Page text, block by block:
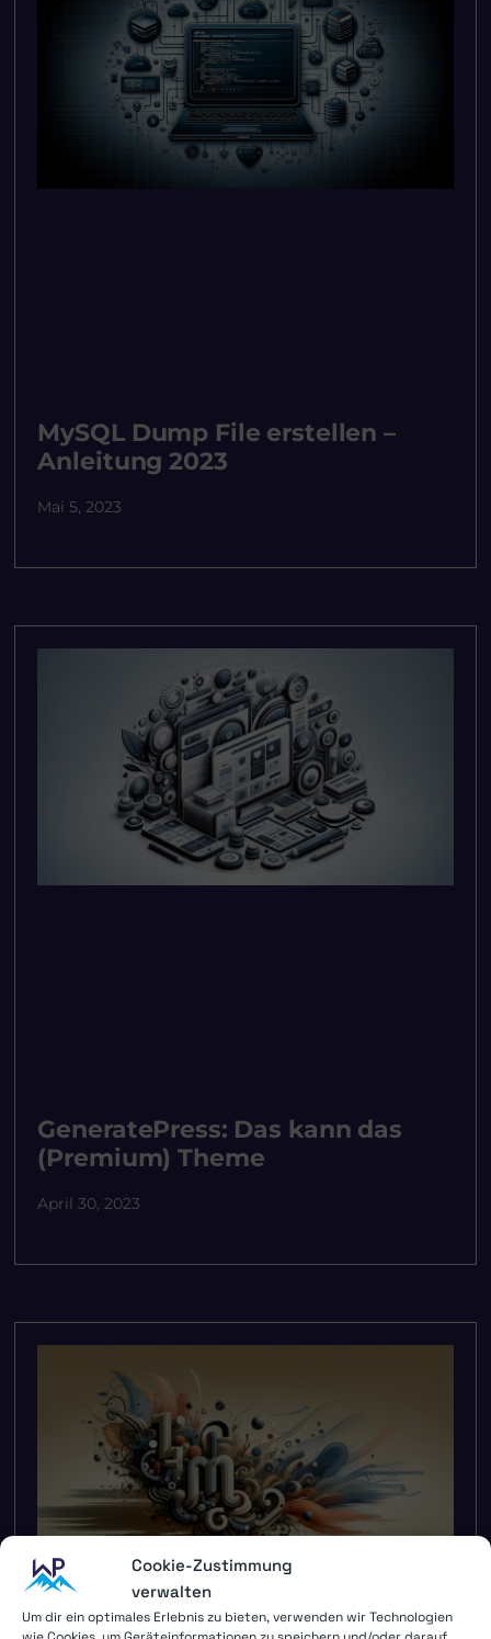
Cookie-Zustimmung
verwalten
Um dir ein optimales Erlebnis zu bieten, verwenden wir Technologien
MySQL Dump File erstellen –
Anleitung 2023
Mai 5, 2023
GeneratePress: Das kann das
(Premium) Theme
April 30, 2023